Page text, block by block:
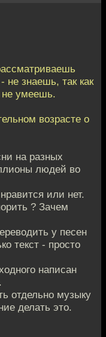
не знаешь, так как
не умеешь.
возрасте о
на разных
людей во
или нет.
? Зачем
у песен
текст - просто
написан
отдельно музыку
делать это.